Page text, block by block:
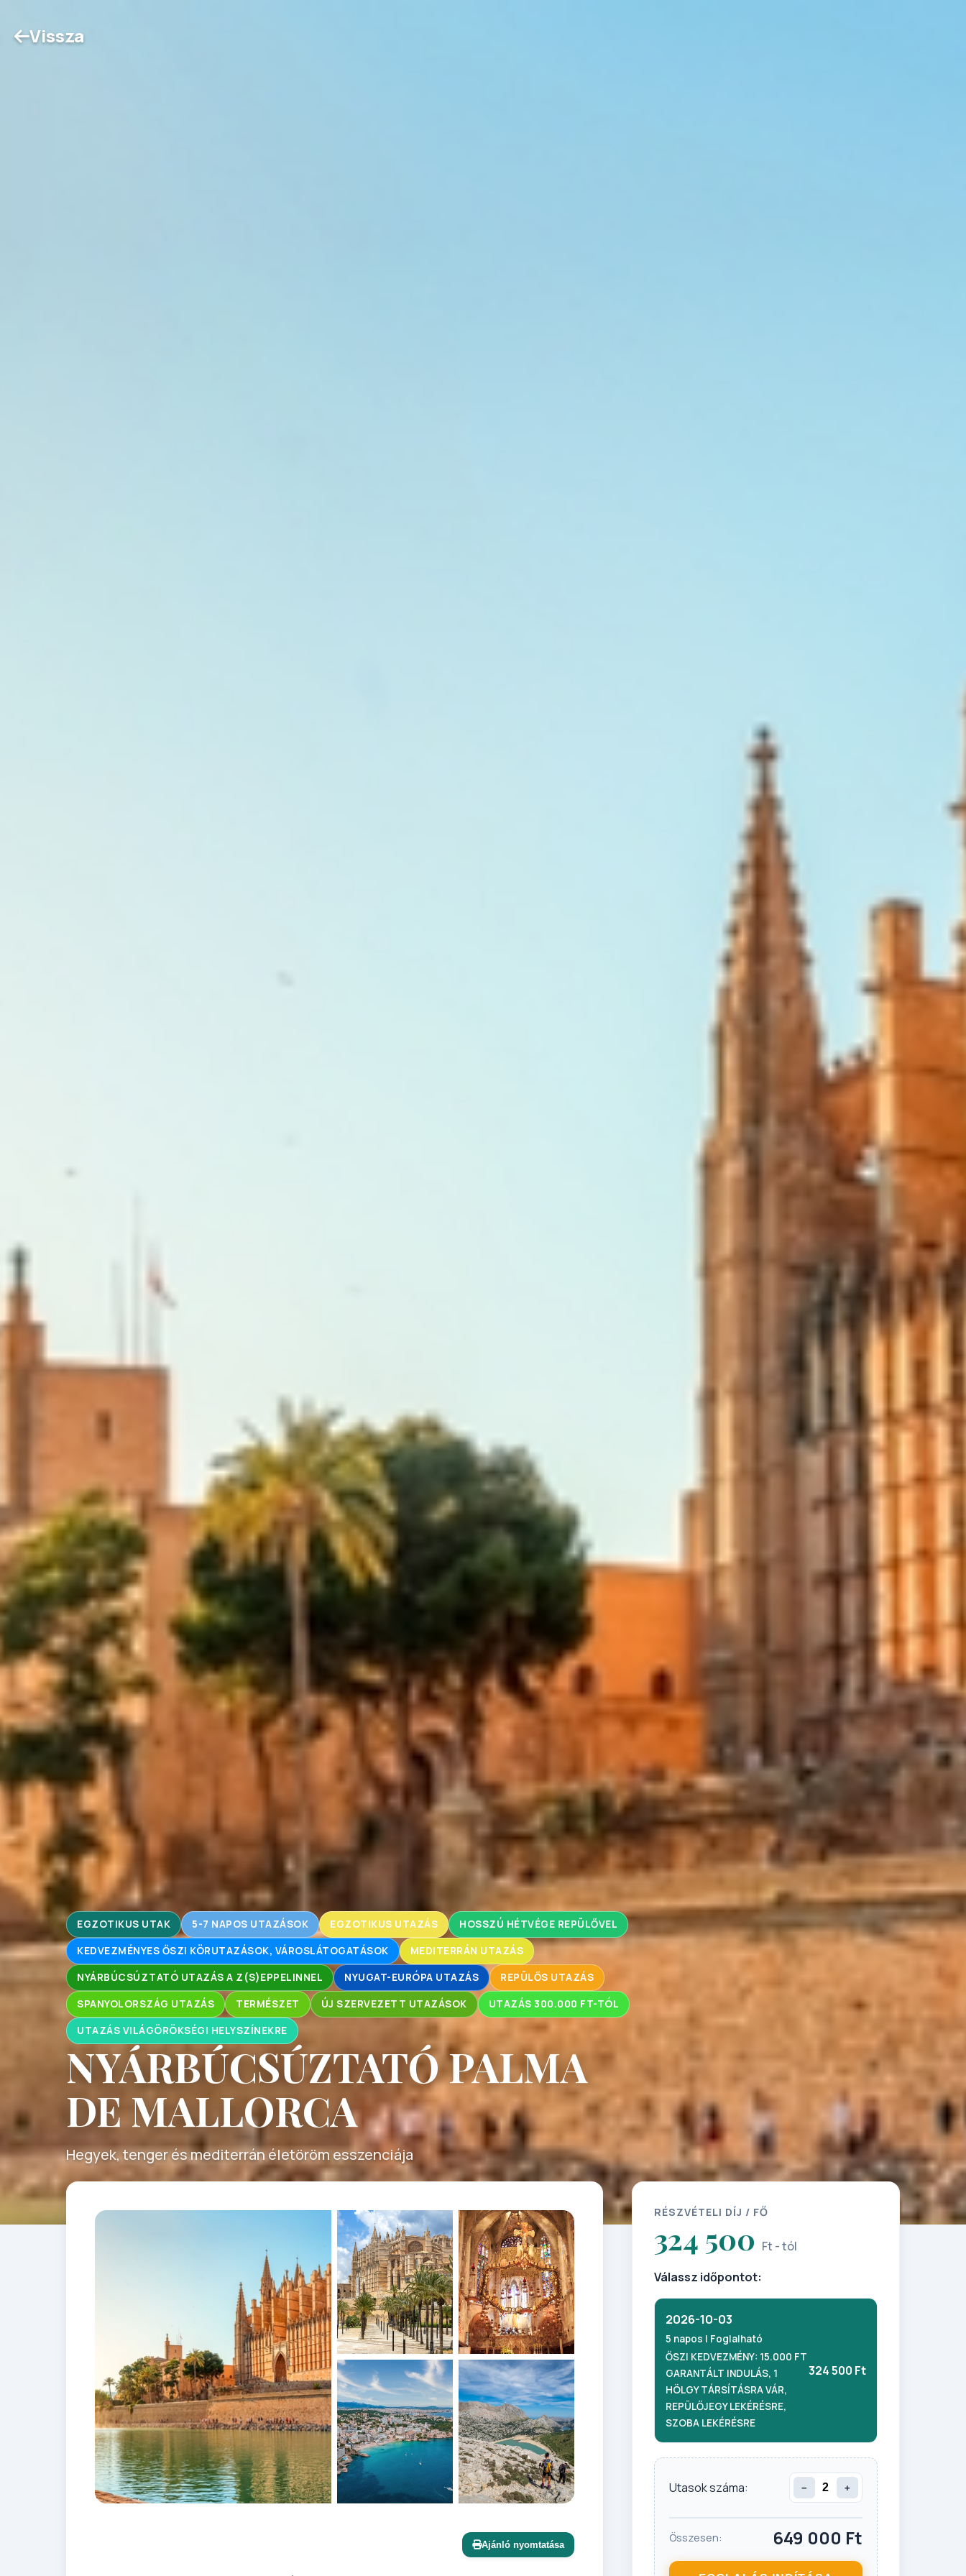
Vissza
EGZOTIKUS UTAK 5-7 NAPOS UTAZÁSOK EGZOTIKUS UTAZÁS HOSSZÚ HÉTVÉGE REPÜLŐVEL
KEDVEZMÉNYES ŐSZI KÖRUTAZÁSOK, VÁROSLÁTOGATÁSOK MEDITERRÁN UTAZÁS
NYÁRBÚCSÚZTATÓ UTAZÁS A Z(S)EPPELINNEL NYUGAT-EURÓPA UTAZÁS REPÜLŐS UTAZÁS
SPANYOLORSZÁG UTAZÁS TERMÉSZET ÚJ SZERVEZETT UTAZÁSOK UTAZÁS 300.000 FT-TÓL
UTAZÁS VILÁGÖRÖKSÉGI HELYSZÍNEKRE
NYÁRBÚCSÚZTATÓ PALMA
DE MALLORCA
Hegyek, tenger és mediterrán életöröm esszenciája
Ajánló nyomtatása
RÉSZVÉTELI DÍJ / FŐ
324 500 Ft - tól
Válassz időpontot:
2026-10-03
5 napos | Foglalható
ŐSZI KEDVEZMÉNY: 15.000 FT
GARANTÁLT INDULÁS, 1
HÖLGY TÁRSÍTÁSRA VÁR,
REPÜLŐJEGY LEKÉRÉSRE,
SZOBA LEKÉRÉSRE
324 500 Ft
Utasok száma: − +
Összesen: 649 000 Ft